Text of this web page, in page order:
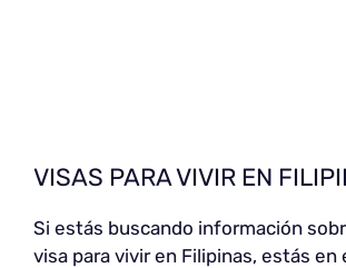
VISAS PARA VIVIR EN
Si estás buscando información
visa para vivir en Filipinas, estás en